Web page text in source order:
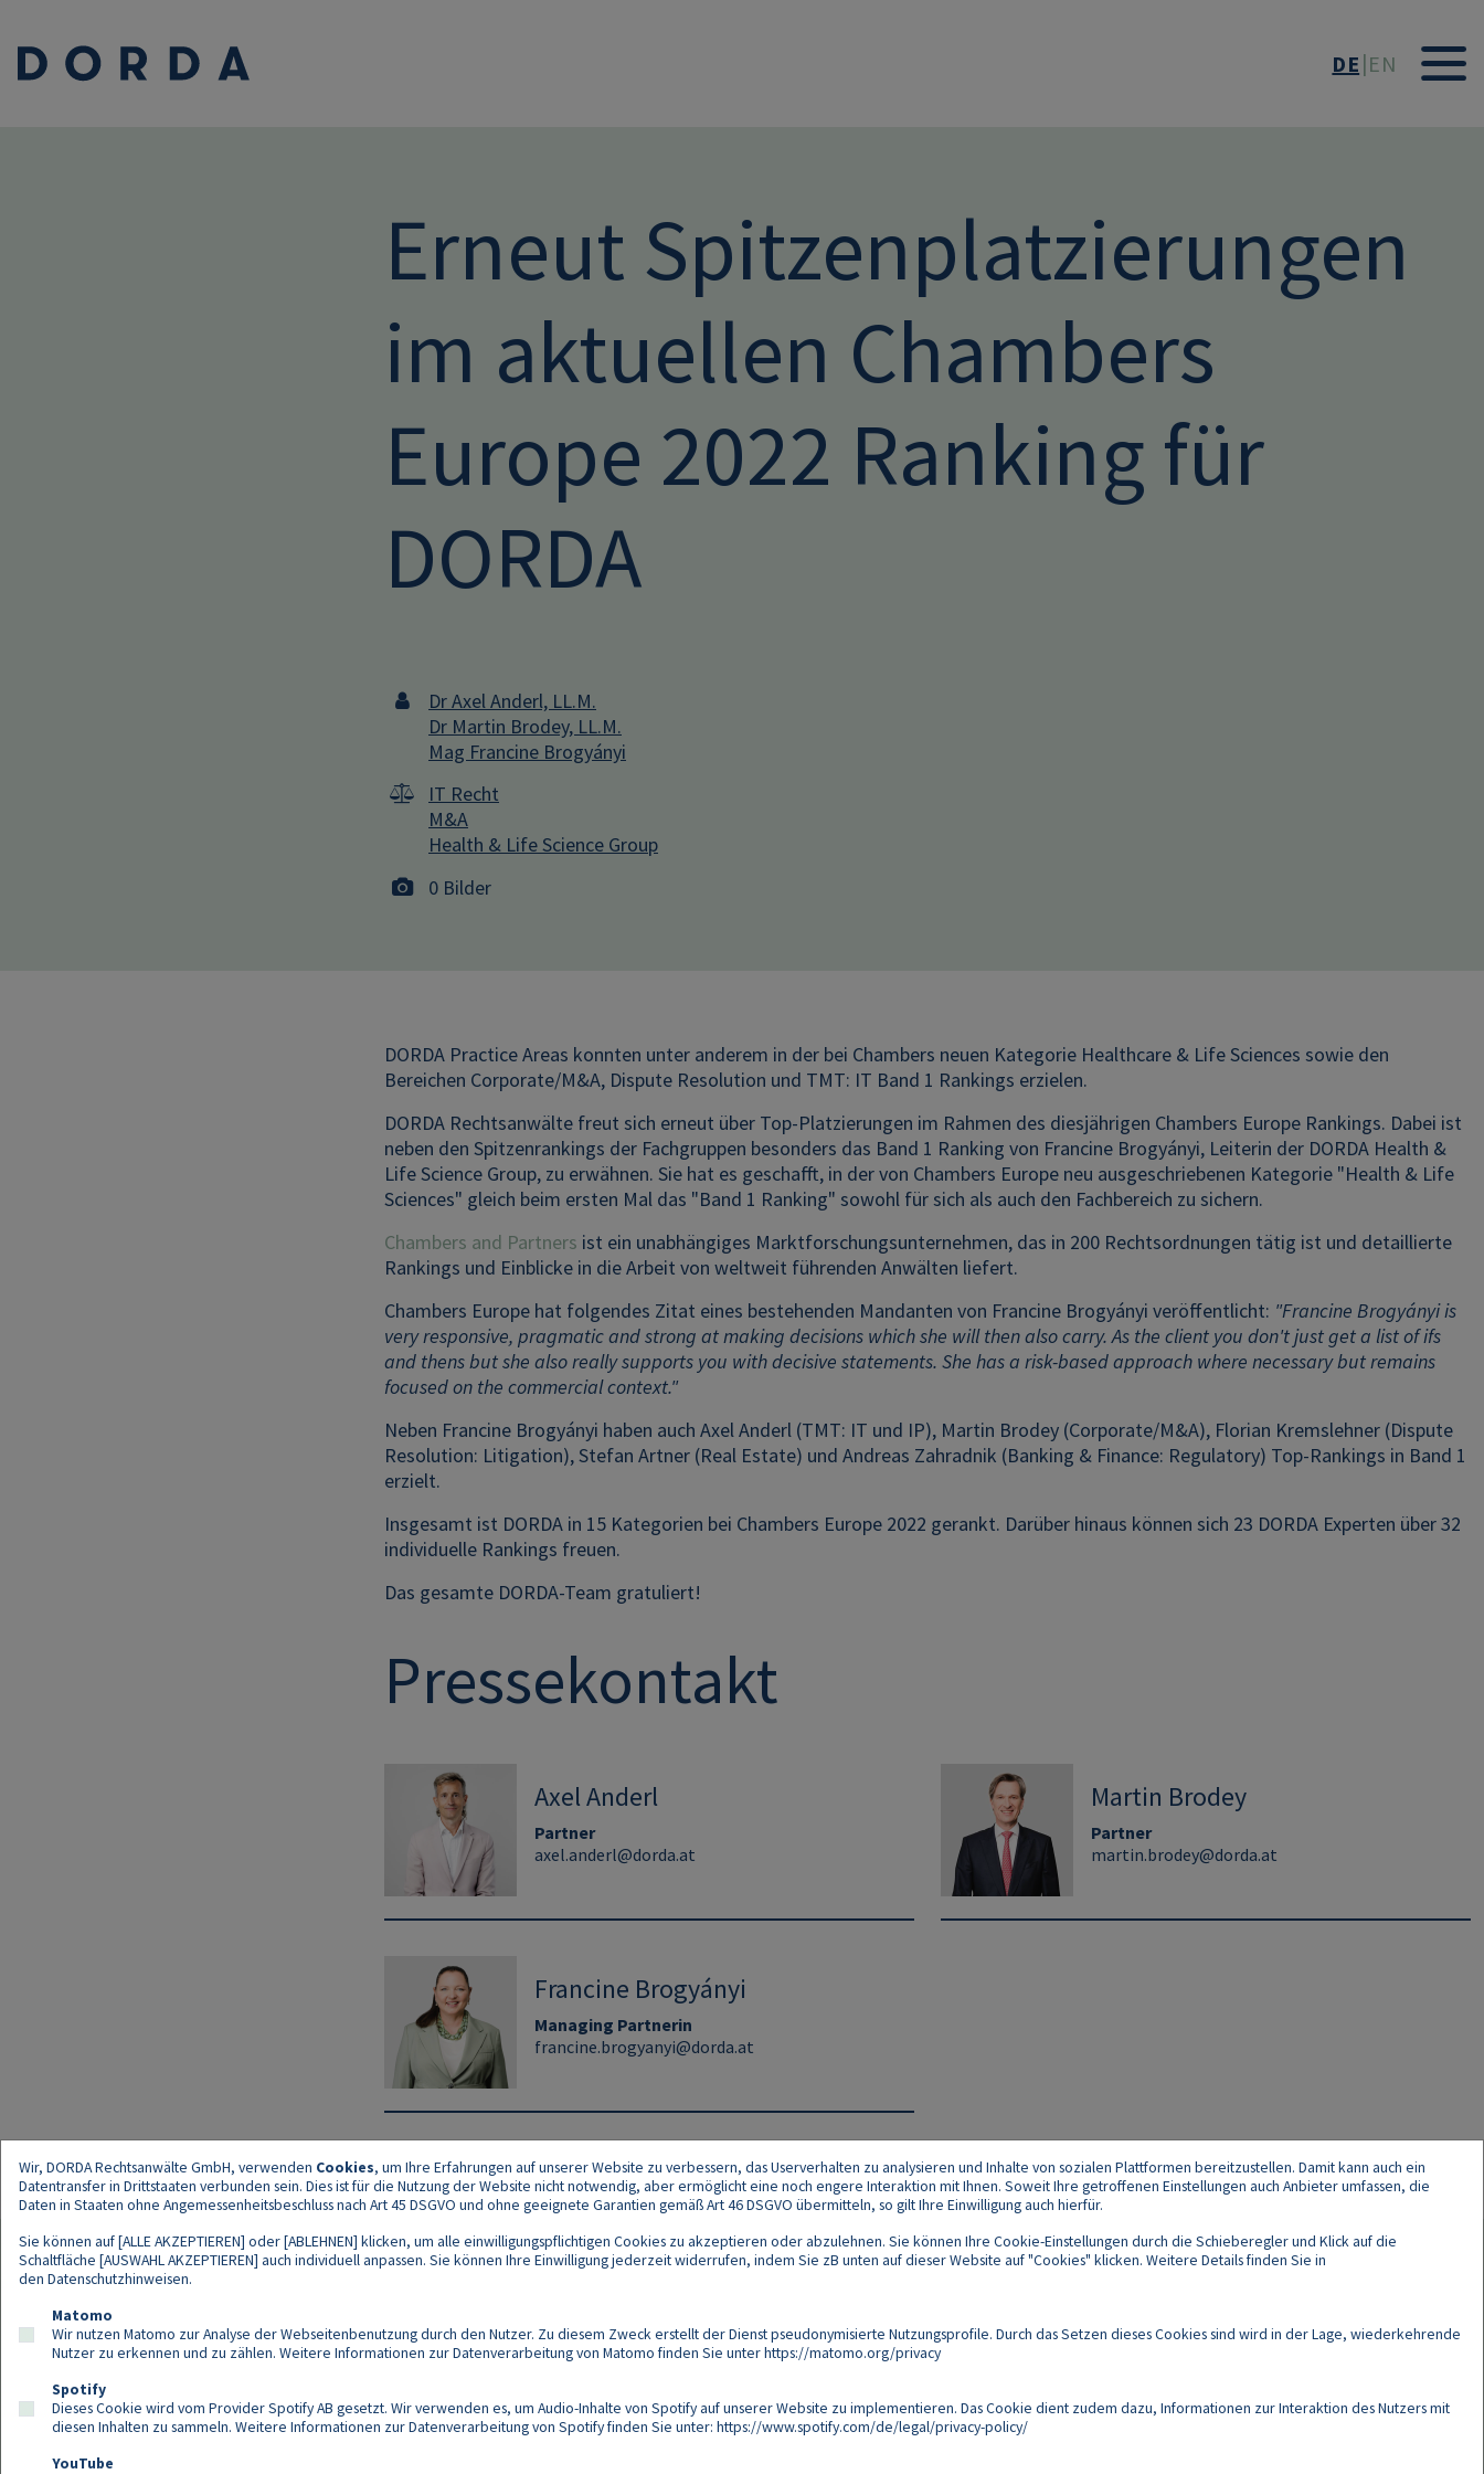
DE EN
Erneut Spitzenplatzierungen
im aktuellen Chambers
Europe 2022 Ranking für
DORDA
Dr Axel Anderl, LL.M.
Dr Martin Brodey, LL.M.
Mag Francine Brogyányi
IT Recht
M&A
Health & Life Science Group
0 Bilder
DORDA Practice Areas konnten unter anderem in der bei Chambers neuen Kategorie Healthcare & Life Sciences sowie den
Bereichen Corporate/M&A, Dispute Resolution und TMT: IT Band 1 Rankings erzielen.
DORDA Rechtsanwälte freut sich erneut über Top-Platzierungen im Rahmen des diesjährigen Chambers Europe Rankings. Dabei ist
neben den Spitzenrankings der Fachgruppen besonders das Band 1 Ranking von Francine Brogyányi, Leiterin der DORDA Health &
Life Science Group, zu erwähnen. Sie hat es geschafft, in der von Chambers Europe neu ausgeschriebenen Kategorie "Health & Life
Sciences" gleich beim ersten Mal das "Band 1 Ranking" sowohl für sich als auch den Fachbereich zu sichern.
Chambers and Partners ist ein unabhängiges Marktforschungsunternehmen, das in 200 Rechtsordnungen tätig ist und detaillierte
Rankings und Einblicke in die Arbeit von weltweit führenden Anwälten liefert.
Chambers Europe hat folgendes Zitat eines bestehenden Mandanten von Francine Brogyányi veröffentlicht: "Francine Brogyányi is
very responsive, pragmatic and strong at making decisions which she will then also carry. As the client you don't just get a list of ifs
and thens but she also really supports you with decisive statements. She has a risk-based approach where necessary but remains
focused on the commercial context."
Neben Francine Brogyányi haben auch Axel Anderl (TMT: IT und IP), Martin Brodey (Corporate/M&A), Florian Kremslehner (Dispute
Resolution: Litigation), Stefan Artner (Real Estate) und Andreas Zahradnik (Banking & Finance: Regulatory) Top-Rankings in Band 1
erzielt.
Insgesamt ist DORDA in 15 Kategorien bei Chambers Europe 2022 gerankt. Darüber hinaus können sich 23 DORDA Experten über 32
individuelle Rankings freuen.
Das gesamte DORDA-Team gratuliert!
Pressekontakt
Axel Anderl
Partner
axel.anderl@dorda.at
Martin Brodey
Partner
martin.brodey@dorda.at
Francine Brogyányi
Managing Partnerin
francine.brogyanyi@dorda.at
Footer
Wir, DORDA Rechtsanwälte GmbH, verwenden Cookies, um Ihre Erfahrungen auf unserer Website zu verbessern, das Userverhalten zu analysieren und Inhalte von sozialen Plattformen bereitzustellen. Damit kann auch ein
Datentransfer in Drittstaaten verbunden sein. Dies ist für die Nutzung der Website nicht notwendig, aber ermöglicht eine noch engere Interaktion mit Ihnen. Soweit Ihre getroffenen Einstellungen auch Anbieter umfassen, die
Daten in Staaten ohne Angemessenheitsbeschluss nach Art 45 DSGVO und ohne geeignete Garantien gemäß Art 46 DSGVO übermitteln, so gilt Ihre Einwilligung auch hierfür.
Sie können auf [ALLE AKZEPTIEREN] oder [ABLEHNEN] klicken, um alle einwilligungspflichtigen Cookies zu akzeptieren oder abzulehnen. Sie können Ihre Cookie-Einstellungen durch die Schieberegler und Klick auf die
Schaltfläche [AUSWAHL AKZEPTIEREN] auch individuell anpassen. Sie können Ihre Einwilligung jederzeit widerrufen, indem Sie zB unten auf dieser Website auf "Cookies" klicken. Weitere Details finden Sie in
den Datenschutzhinweisen.
Matomo
Wir nutzen Matomo zur Analyse der Webseitenbenutzung durch den Nutzer. Zu diesem Zweck erstellt der Dienst pseudonymisierte Nutzungsprofile. Durch das Setzen dieses Cookies sind wird in der Lage, wiederkehrende
Nutzer zu erkennen und zu zählen. Weitere Informationen zur Datenverarbeitung von Matomo finden Sie unterhttps://matomo.org/privacy
Spotify
Dieses Cookie wird vom Provider Spotify AB gesetzt. Wir verwenden es, um Audio-Inhalte von Spotify auf unserer Website zu implementieren. Das Cookie dient zudem dazu, Informationen zur Interaktion des Nutzers mit
diesen Inhalten zu sammeln. Weitere Informationen zur Datenverarbeitung von Spotify finden Sie unter: https://www.spotify.com/de/legal/privacy-policy/
YouTube
Follow us on: